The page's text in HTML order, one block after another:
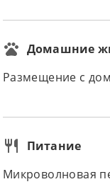
Домашние
Размещение с
Питание
Микроволновая